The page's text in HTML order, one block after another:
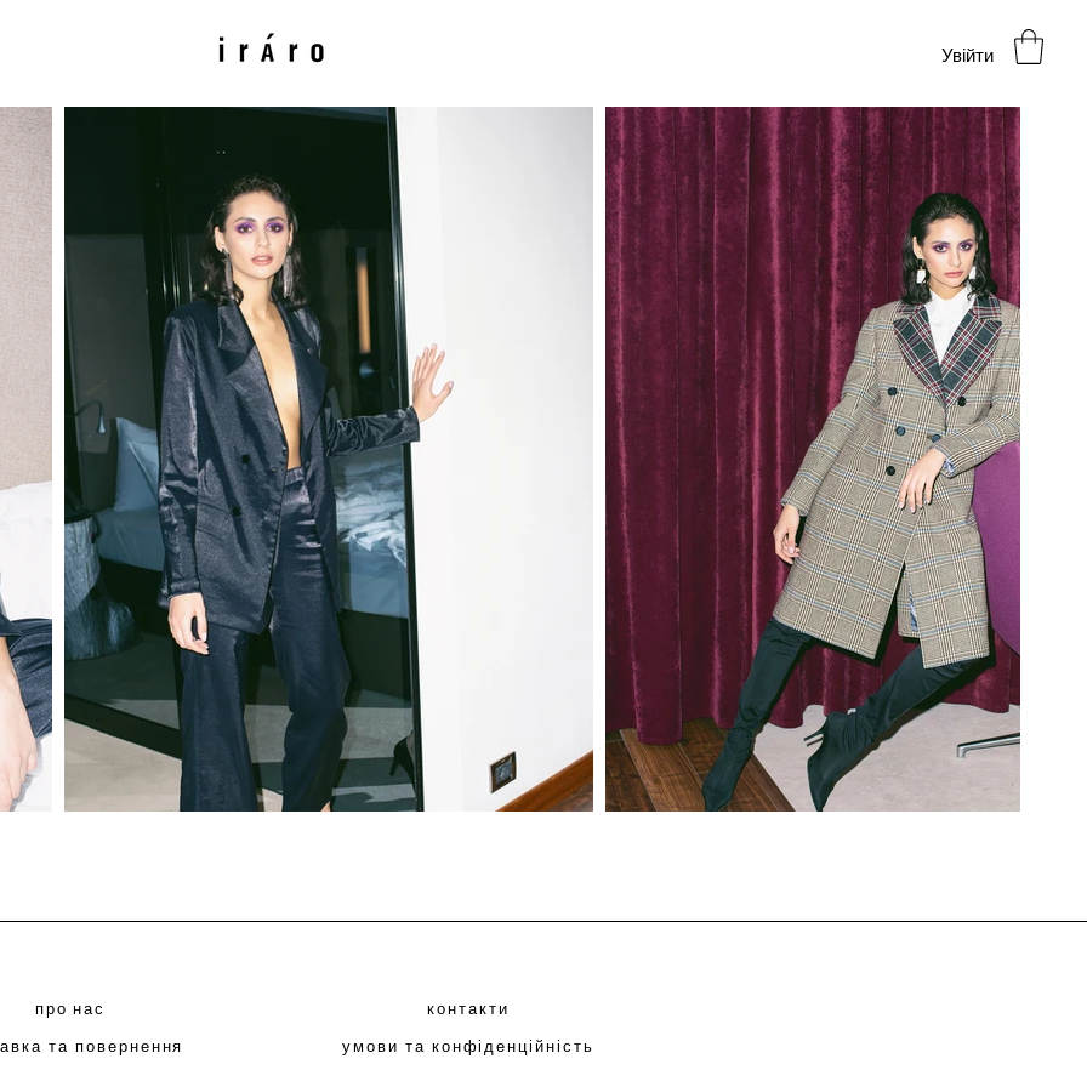
Увійти
про нас
та повернення
контакти
умови та конфіденційність